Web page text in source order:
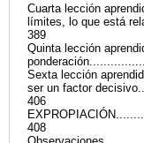
Cuarta lección
límites, lo que está
389
Quinta lección
Sexta lección
ser un factor
406
408